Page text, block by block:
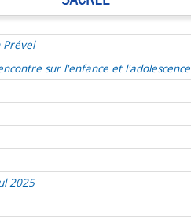
sur l'enfance et l'adolescence
2025